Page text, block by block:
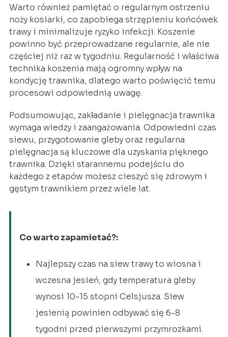
Warto również pamiętać o regularnym ostrzeniu
noży kosiarki, co zapobiega strzępieniu końcówek
trawy i minimalizuje ryzyko infekcji. Koszenie
powinno być przeprowadzane regularnie, ale nie
częściej niż raz w tygodniu. Regularność i właściwa
technika koszenia mają ogromny wpływ na
kondycję trawnika, dlatego warto poświęcić temu
procesowi odpowiednią uwagę.
Podsumowując, zakładanie i pielęgnacja trawnika
wymaga wiedzy i zaangażowania. Odpowiedni czas
siewu, przygotowanie gleby oraz regularna
pielęgnacja są kluczowe dla uzyskania pięknego
trawnika. Dzięki starannemu podejściu do
każdego z etapów możesz cieszyć się zdrowym i
gęstym trawnikiem przez wiele lat.
Co warto zapamietać?:
Najlepszy czas na siew trawy to wiosna i
wczesna jesień, gdy temperatura gleby
wynosi 10-15 stopni Celsjusza. Siew
jesienią powinien odbywać się 6-8
tygodni przed pierwszymi przymrozkami.